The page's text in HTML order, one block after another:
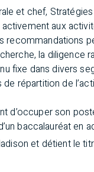
et chef,
aux
recommandations
la diligence
fixe dans divers
répartition de
d’occuper son
baccalauréat
et détient le